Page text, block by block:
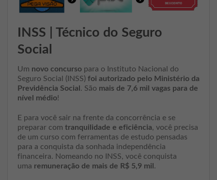
INSS | Técnico do Seguro
Social
Um novo concurso para o Instituto Nacional do
Seguro Social (INSS) foi autorizado pelo Ministério da
Previdência Social . São mais de 7,6 mil vagas para de
nível médio!
E para você sair na frente da concorrência e se
preparar com tranquilidade e eficiência, você precisa
de um curso com ferramentas de estudo pensadas
para a conquista da sonhada independência
financeira. Nomeando no INSS, você conquista
uma remuneração de mais de R$ 5,9 mil .